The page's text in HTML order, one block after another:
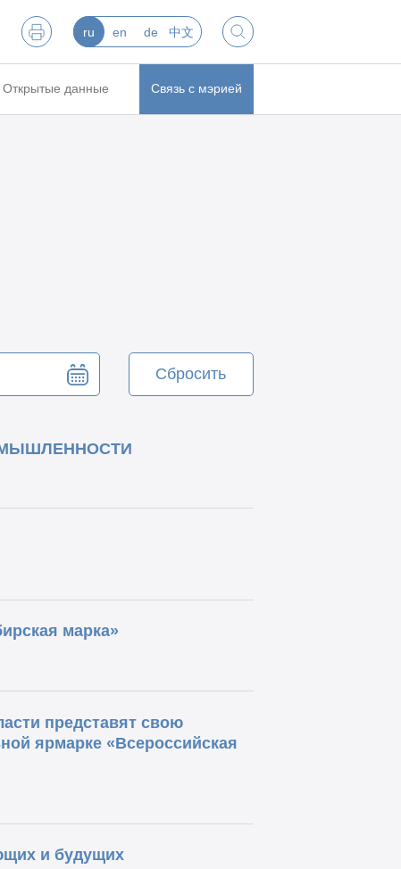
ru en de 中文
Открытые данные Связь с мэрией
Сбросить
марка»
представят свою
ярмарке «Всероссийская
и будущих